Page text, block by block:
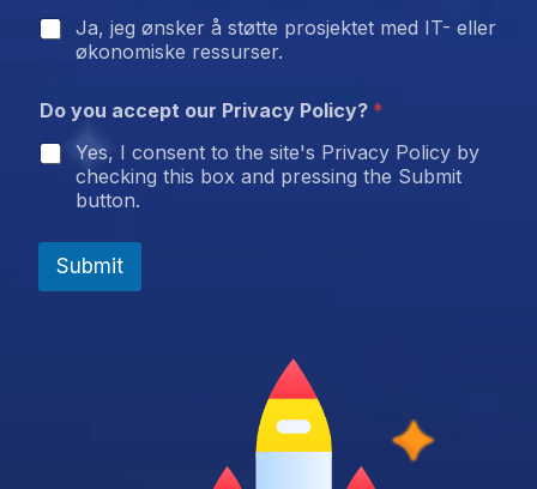
Ja, jeg ønsker å støtte prosjektet med IT- eller
økonomiske ressurser.
Do you accept our Privacy Policy? *
Yes, I consent to the site's Privacy Policy by
checking this box and pressing the Submit
button.
Submit